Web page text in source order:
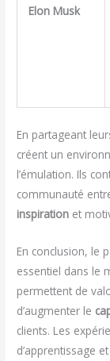
Elon Musk
En partageant
créent un
l’émulation. Ils
communauté
inspiration et
En conclusion, le
essentiel dans le
permettent de
d’augmenter le
clients. Les
d’apprentissage